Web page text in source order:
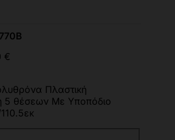
€
Πλαστική
5 θέσεων Με Υποπόδιο